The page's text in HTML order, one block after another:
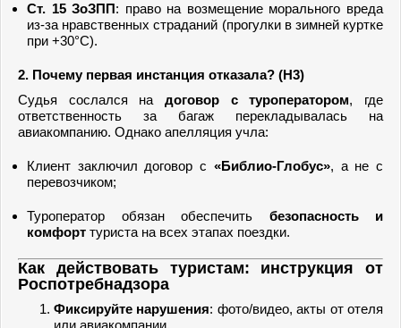
Ст. 15 ЗоЗПП: право на возмещение морального вреда
из-за нравственных страданий (прогулки в зимней куртке
при +30°C).
2. Почему первая инстанция отказала? (H3)
Судья сослался на договор с туроператором, где
ответственность за багаж перекладывалась на
авиакомпанию. Однако апелляция учла:
Клиент заключил договор с «Библио-Глобус», а не с
перевозчиком;
Туроператор обязан обеспечить безопасность и
комфорт туриста на всех этапах поездки.
Как действовать туристам: инструкция от
Роспотребнадзора
Фиксируйте нарушения: фото/видео, акты от отеля
или авиакомпании.